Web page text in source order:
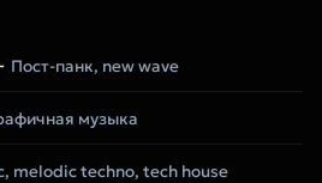
Пост-панк, new wave
музыка
melodic techno, tech house